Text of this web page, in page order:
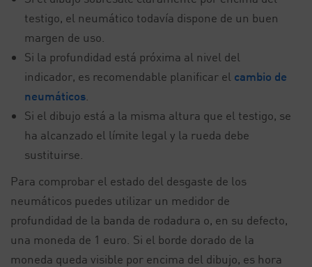
testigo, el neumático todavía dispone de un buen
margen de uso.
Si la profundidad está próxima al nivel del
indicador, es recomendable planificar el cambio de
neumáticos
Si el dibujo está a la misma altura que el testigo, se
ha alcanzado el límite legal y la rueda debe
sustituirse.
Para comprobar el estado del desgaste de los
neumáticos puedes utilizar un medidor de
profundidad de la banda de rodadura o, en su defecto,
una moneda de 1 euro. Si el borde dorado de la
moneda queda visible por encima del dibujo, es hora